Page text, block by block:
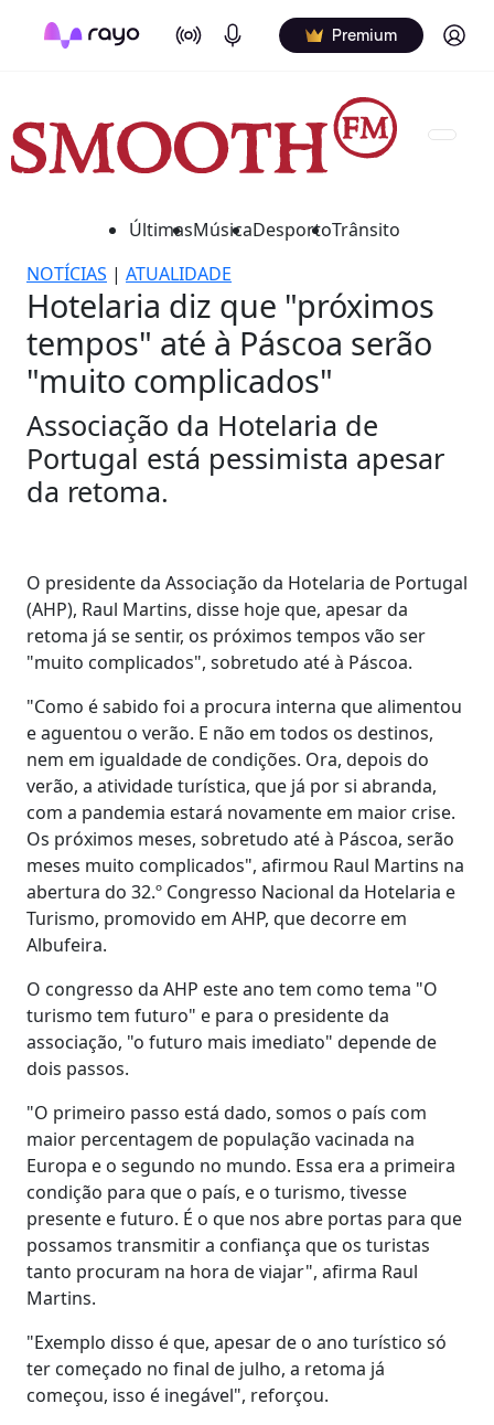
On Air Podcasts Premium Log in
ÚltimasMúsicaDesportoTrânsito
NOTÍCIAS | ATUALIDADE
Hotelaria diz que "próximos
tempos" até à Páscoa serão
"muito complicados"
Associação da Hotelaria de
Portugal está pessimista apesar
da retoma.
O presidente da Associação da Hotelaria de Portugal
(AHP), Raul Martins, disse hoje que, apesar da
retoma já se sentir, os próximos tempos vão ser
"muito complicados", sobretudo até à Páscoa.
"Como é sabido foi a procura interna que alimentou
e aguentou o verão. E não em todos os destinos,
nem em igualdade de condições. Ora, depois do
verão, a atividade turística, que já por si abranda,
com a pandemia estará novamente em maior crise.
Os próximos meses, sobretudo até à Páscoa, serão
meses muito complicados", afirmou Raul Martins na
abertura do 32.º Congresso Nacional da Hotelaria e
Turismo, promovido em AHP, que decorre em
Albufeira.
O congresso da AHP este ano tem como tema "O
turismo tem futuro" e para o presidente da
associação, "o futuro mais imediato" depende de
dois passos.
"O primeiro passo está dado, somos o país com
maior percentagem de população vacinada na
Europa e o segundo no mundo. Essa era a primeira
condição para que o país, e o turismo, tivesse
presente e futuro. É o que nos abre portas para que
possamos transmitir a confiança que os turistas
tanto procuram na hora de viajar", afirma Raul
Martins.
"Exemplo disso é que, apesar de o ano turístico só
ter começado no final de julho, a retoma já
começou, isso é inegável", reforçou.